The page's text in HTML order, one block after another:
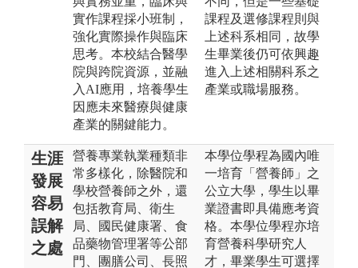
實作課程採小班制，
強化實際操作與臨床
思考。本校結合醫學
院與跨院資源，並融
入AI應用，培養學生
因應未來醫療與健康
產業的關鍵能力。
課程及選修課程則與
上述科系相同，故學
生畢業後仍可依興趣
進入上述相關科系之
產業或職場服務。
生涯
發展
容易
誤解
之處
營養專業執業種類非
常多樣化，除醫院和
學校營養師之外，還
包括教育局、衛生
局、國民健康署、食
品藥物管理署等公部
門、團膳公司、長照
本學位學程為國內唯
一培育「營養師」之
公立大學，學生以畢
業證書即具備應考資
格。本學位學程亦培
育營養科學研究人
才，畢業學生可選擇